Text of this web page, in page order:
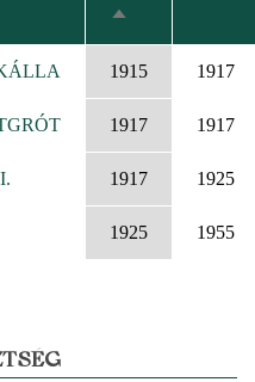
CSÖKKENŐ
RENDEZÉS
1915 1917
1917 1917
1917 1925
1925 1955